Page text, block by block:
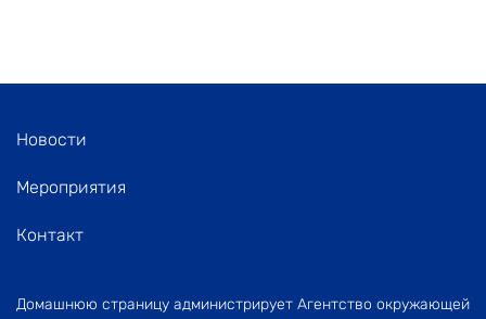
Новости
Мероприятия
Контакт
Домашнюю страницу администрирует Агентство окружающей